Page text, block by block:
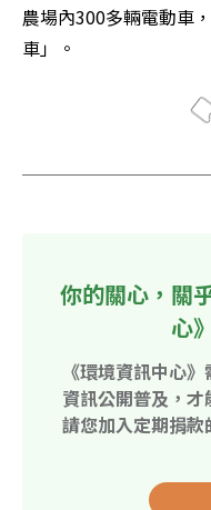
農場內300多輛電動車
車」。
你的關心，關
心
《環境資訊中心
資訊公開普及，
請您加入定期捐